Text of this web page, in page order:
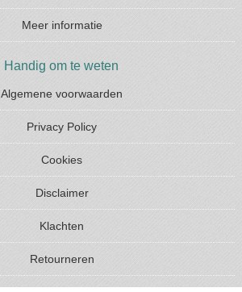
Meer informatie
Handig om te weten
Algemene voorwaarden
Privacy Policy
Cookies
Disclaimer
Klachten
Retourneren